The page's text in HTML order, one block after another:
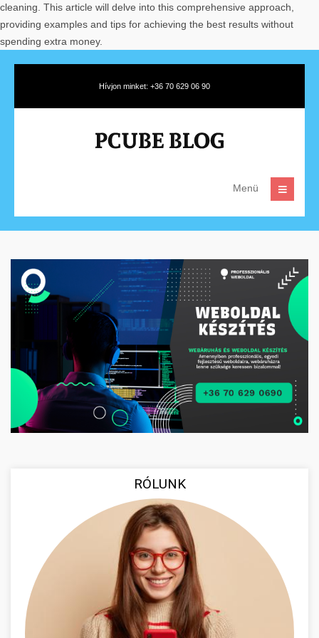
cleaning. This article will delve into this comprehensive approach,
providing examples and tips for achieving the best results without
spending extra money.
Hívjon minket: +36 70 629 06 90
Menü
RÓLUNK